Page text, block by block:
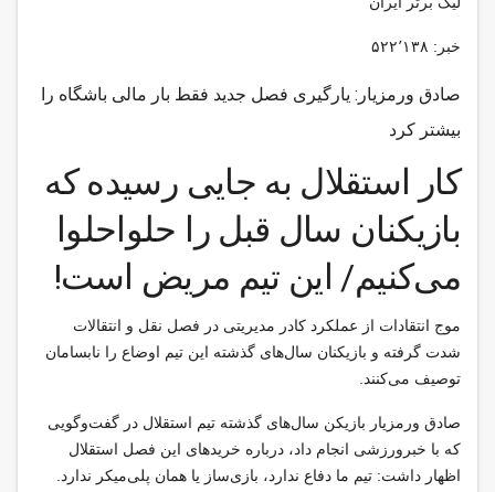
خبر: ۵۲۲٬۱۳۸
صادق ورمزیار: یارگیری فصل جدید فقط بار مالی باشگاه را
بیشتر کرد
کار استقلال به جایی رسیده که
بازیکنان سال قبل را حلواحلوا
می‌کنیم/ این تیم مریض است!
موج انتقادات از عملکرد کادر مدیریتی در فصل نقل و انتقالات
شدت گرفته و بازیکنان سال‌های گذشته این تیم اوضاع را نابسامان
توصیف می‌کنند.
صادق ورمزیار بازیکن سال‌های گذشته تیم استقلال در گفت‌وگویی
که با خبرورزشی انجام داد، درباره خریدهای این فصل استقلال
اظهار داشت: تیم ما دفاع ندارد، بازی‌ساز یا همان پلی‌میکر ندارد.